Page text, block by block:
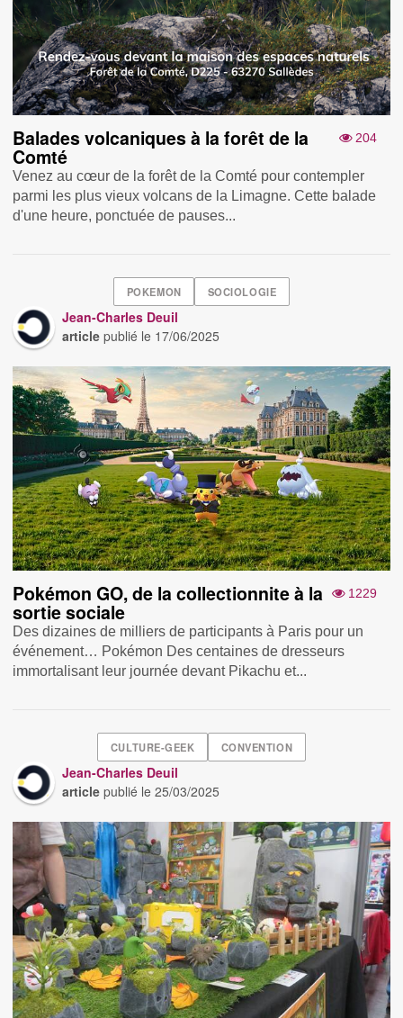
204
Balades volcaniques à la forêt de la
Comté
Venez au cœur de la forêt de la Comté pour contempler
parmi les plus vieux volcans de la Limagne. Cette balade
d'une heure, ponctuée de pauses...
POKEMON SOCIOLOGIE
Jean-Charles Deuil
article publié le 17/06/2025
1229
Pokémon GO, de la collectionnite à la
sortie sociale
Des dizaines de milliers de participants à Paris pour un
événement… Pokémon Des centaines de dresseurs
immortalisant leur journée devant Pikachu et...
CULTURE-GEEK CONVENTION
Jean-Charles Deuil
article publié le25/03/2025